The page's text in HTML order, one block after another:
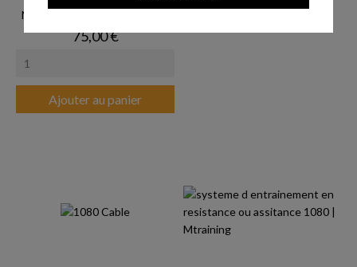
Nouvelle ceinture standard -...
Prix
75,00 €
Ajouter au panier